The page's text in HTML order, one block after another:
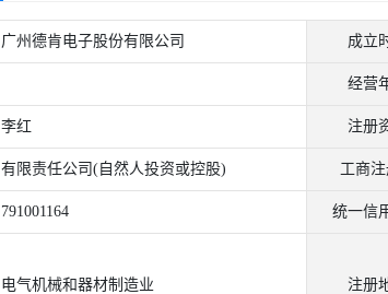
广州德肯电子股份有限公司 成立
经营
李红 注册
有限责任公司(自然人投资或控股) 工商
791001164 统一信
电气机械和器材制造业 注册